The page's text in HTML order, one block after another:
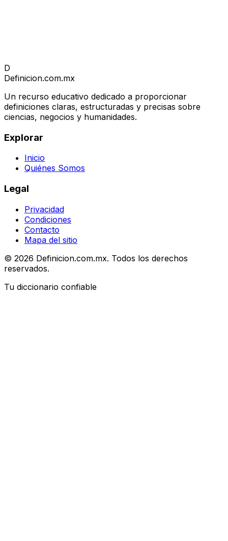
D
Definicion.com.mx
Un recurso educativo dedicado a proporcionar
definiciones claras, estructuradas y precisas sobre
ciencias, negocios y humanidades.
Explorar
Inicio
Quiénes Somos
Legal
Privacidad
Condiciones
Contacto
Mapa del sitio
© 2026 Definicion.com.mx. Todos los derechos
reservados.
Tu diccionario confiable